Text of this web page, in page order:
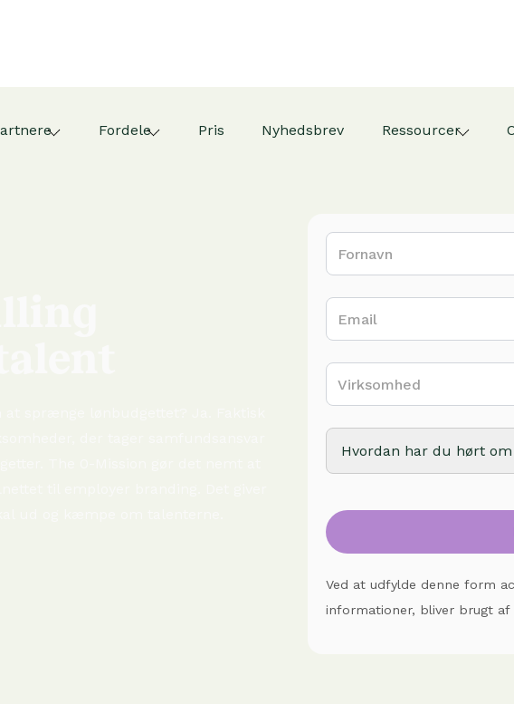
Fordele Pris Nyhedsbrev Ressourcer
Hvordan har du hørt
Ved at udfylde denne form
informationer, bliver brugt